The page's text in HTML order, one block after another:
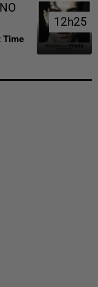
Time
12h25
12h25